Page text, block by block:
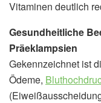
Vitaminen deutlich
Gesundheitliche
Präeklampsien
Gekennzeichnet ist
Ödeme,